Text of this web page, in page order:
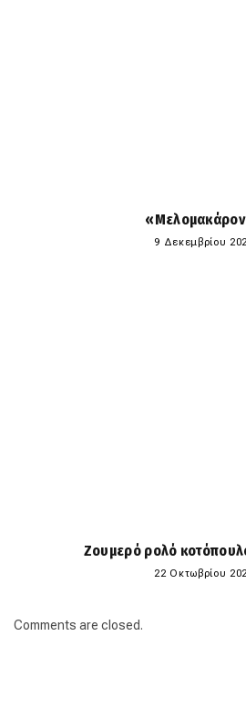
9 Δεκεμβρίου
Ζουμερό ρολό
22 Οκτωβρίου
Comments are closed.